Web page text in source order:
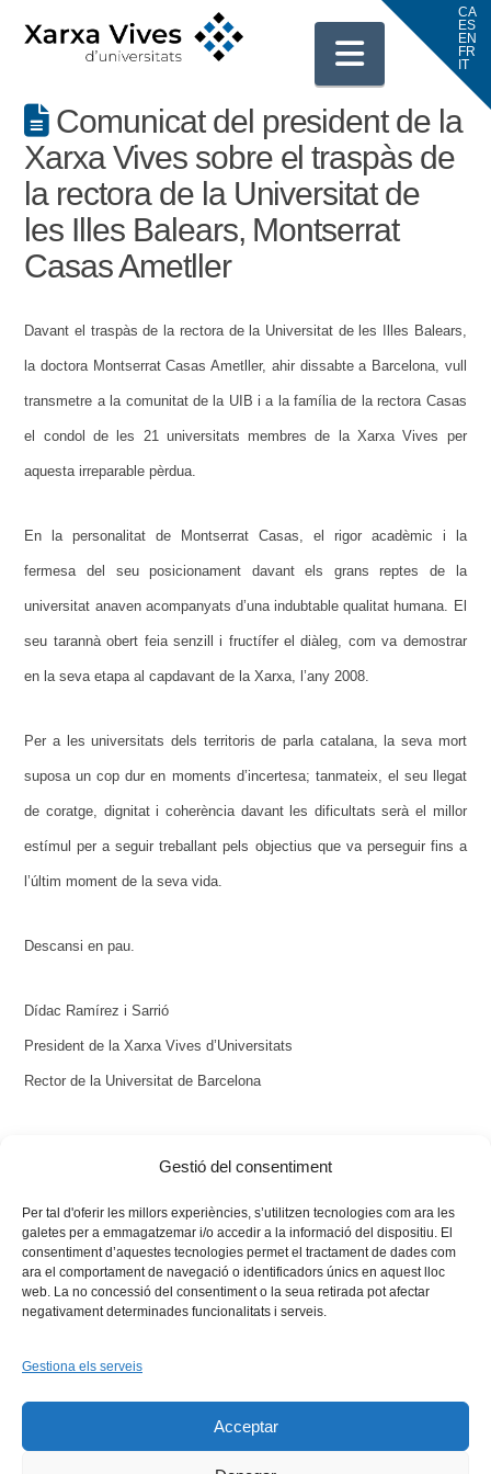
Gestió del consentiment
Per tal d'oferir les millors experiències, s’utilitzen tecnologies com ara les
galetes per a emmagatzemar i/o accedir a la informació del dispositiu. El
consentiment d’aquestes tecnologies permet el tractament de dades com
ara el comportament de navegació o identificadors únics en aquest lloc
web. La no concessió del consentiment o la seua retirada pot afectar
negativament determinades funcionalitats i serveis.
Gestiona els serveis
Acceptar
Comunicat del president de la
Xarxa Vives sobre el traspàs de
la rectora de la Universitat de
les Illes Balears, Montserrat
Casas Ametller
Davant el traspàs de la rectora de la Universitat de les Illes Balears,
la doctora Montserrat Casas Ametller, ahir dissabte a Barcelona, vull
transmetre a la comunitat de la UIB i a la família de la rectora Casas
el condol de les 21 universitats membres de la Xarxa Vives per
aquesta irreparable pèrdua.
En la personalitat de Montserrat Casas, el rigor acadèmic i la
fermesa del seu posicionament davant els grans reptes de la
universitat anaven acompanyats d’una indubtable qualitat humana. El
seu tarannà obert feia senzill i fructífer el diàleg, com va demostrar
en la seva etapa al capdavant de la Xarxa, l’any 2008.
Per a les universitats dels territoris de parla catalana, la seva mort
suposa un cop dur en moments d’incertesa; tanmateix, el seu llegat
de coratge, dignitat i coherència davant les dificultats serà el millor
estímul per a seguir treballant pels objectius que va perseguir fins a
l’últim moment de la seva vida.
Descansi en pau.
Dídac Ramírez i Sarrió
President de la Xarxa Vives d’Universitats
Rector de la Universitat de Barcelona
Instagram
Flickr
INICI QUI SOM
PROGRAMES
DESENVOLUPAMENT SOSTENIBLE